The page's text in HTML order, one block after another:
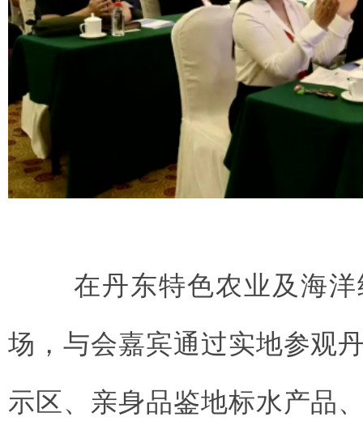
在丹东特色农业及海
场，与会嘉宾通过实地参观
示区、亲身品鉴地标水产品